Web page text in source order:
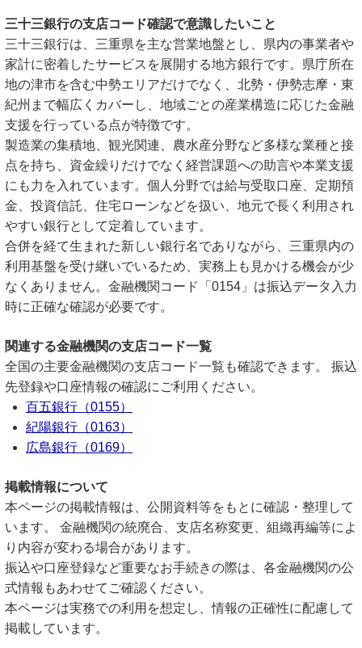
三十三銀行の支店コード確認で意識したいこと
三十三銀行は、三重県を主な営業地盤とし、県内の事業者や
家計に密着したサービスを展開する地方銀行です。県庁所在
地の津市を含む中勢エリアだけでなく、北勢・伊勢志摩・東
紀州まで幅広くカバーし、地域ごとの産業構造に応じた金融
支援を行っている点が特徴です。
製造業の集積地、観光関連、農水産分野など多様な業種と接
点を持ち、資金繰りだけでなく経営課題への助言や本業支援
にも力を入れています。個人分野では給与受取口座、定期預
金、投資信託、住宅ローンなどを扱い、地元で長く利用され
やすい銀行として定着しています。
合併を経て生まれた新しい銀行名でありながら、三重県内の
利用基盤を受け継いでいるため、実務上も見かける機会が少
なくありません。金融機関コード「0154」は振込データ入力
時に正確な確認が必要です。
関連する金融機関の支店コード一覧
全国の主要金融機関の支店コード一覧も確認できます。 振込
先登録や口座情報の確認にご利用ください。
百五銀行（0155）
紀陽銀行（0163）
広島銀行（0169）
掲載情報について
本ページの掲載情報は、公開資料等をもとに確認・整理して
います。 金融機関の統廃合、支店名称変更、組織再編等によ
り内容が変わる場合があります。
振込や口座登録など重要なお手続きの際は、各金融機関の公
式情報もあわせてご確認ください。
本ページは実務での利用を想定し、情報の正確性に配慮して
掲載しています。